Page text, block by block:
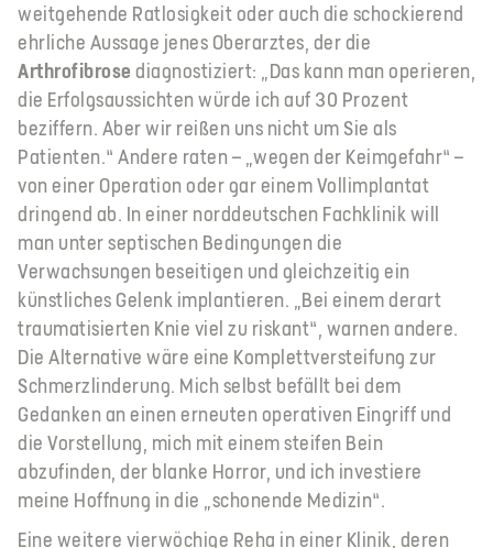
weitgehende Ratlosigkeit oder auch die schockierend
ehrliche Aussage jenes Oberarztes, der die
Arthrofibrose diagnostiziert: „Das kann man operieren,
die Erfolgsaussichten würde ich auf 30 Prozent
beziffern. Aber wir reißen uns nicht um Sie als
Patienten.“ Andere raten – „wegen der Keimgefahr“ –
von einer Operation oder gar einem Vollimplantat
dringend ab. In einer norddeutschen Fachklinik will
man unter septischen Bedingungen die
Verwachsungen beseitigen und gleichzeitig ein
künstliches Gelenk implantieren. „Bei einem derart
traumatisierten Knie viel zu riskant“, warnen andere.
Die Alternative wäre eine Komplettversteifung zur
Schmerzlinderung. Mich selbst befällt bei dem
Gedanken an einen erneuten operativen Eingriff und
die Vorstellung, mich mit einem steifen Bein
abzufinden, der blanke Horror, und ich investiere
meine Hoffnung in die „schonende Medizin“.
Eine weitere vierwöchige Reha in einer Klinik, deren